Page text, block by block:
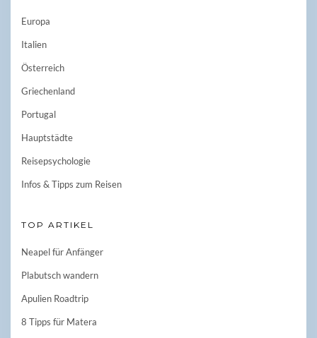
Europa
Italien
Österreich
Griechenland
Portugal
Hauptstädte
Reisepsychologie
Infos & Tipps zum Reisen
TOP ARTIKEL
Neapel für Anfänger
Plabutsch wandern
Apulien Roadtrip
8 Tipps für Matera